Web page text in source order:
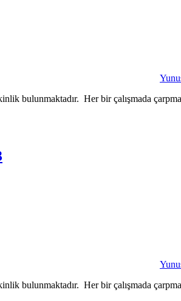
bulunmaktadır. Her bir çalışmada
bulunmaktadır. Her bir çalışmada